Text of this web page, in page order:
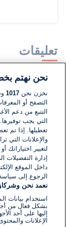
تعليقات
لا توجد
اكتب
نحن نهتم
نخزن نحن1017
التصفح أو
التتبع من دعم
التي يجب
تعطيلها. إذا تم
والإعلانات التي
لتغيير
إدارة
داخل الموقع
الرجوع إلى
نعمد نحن
استخدام بيانات
بشكل فعال من
إليها على أحد
الإعلانات